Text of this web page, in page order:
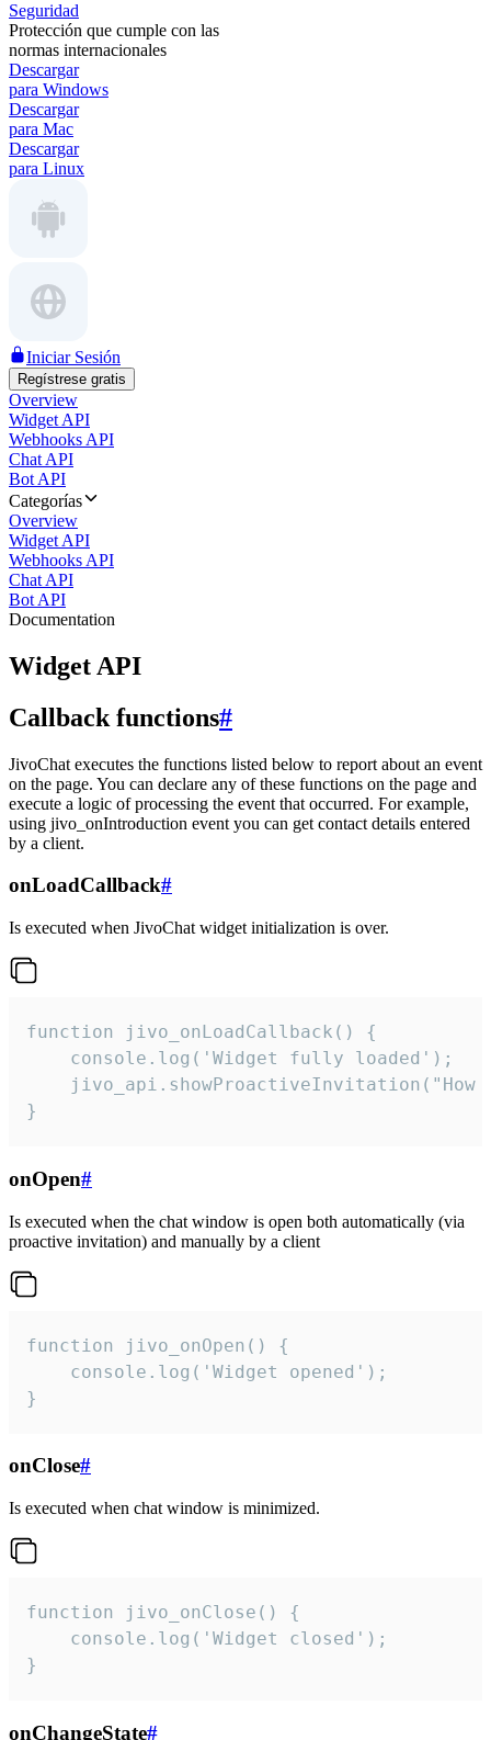
Seguridad
Protección que cumple con las
normas internacionales
Descargar
para Windows
Descargar
para Mac
Descargar
para Linux
Iniciar Sesión
Regístrese gratis
Overview
Widget API
Webhooks API
Chat API
Bot API
Categorías
Overview
Widget API
Webhooks API
Chat API
Bot API
Documentation
Widget API
Callback functions#
JivoChat executes the functions listed below to report about an event
on the page. You can declare any of these functions on the page and
execute a logic of processing the event that occurred. For example,
using jivo_onIntroduction event you can get contact details entered
by a client.
onLoadCallback#
Is executed when JivoChat widget initialization is over.
function jivo_onLoadCallback() {
    console.log('Widget fully loaded');
jivo_api.showProactiveInvitation("How
}
onOpen#
Is executed when the chat window is open both automatically (via
proactive invitation) and manually by a client
function jivo_onOpen() {
    console.log('Widget opened');
}
onClose#
Is executed when chat window is minimized.
function jivo_onClose() {
    console.log('Widget closed');
}
onChangeState#